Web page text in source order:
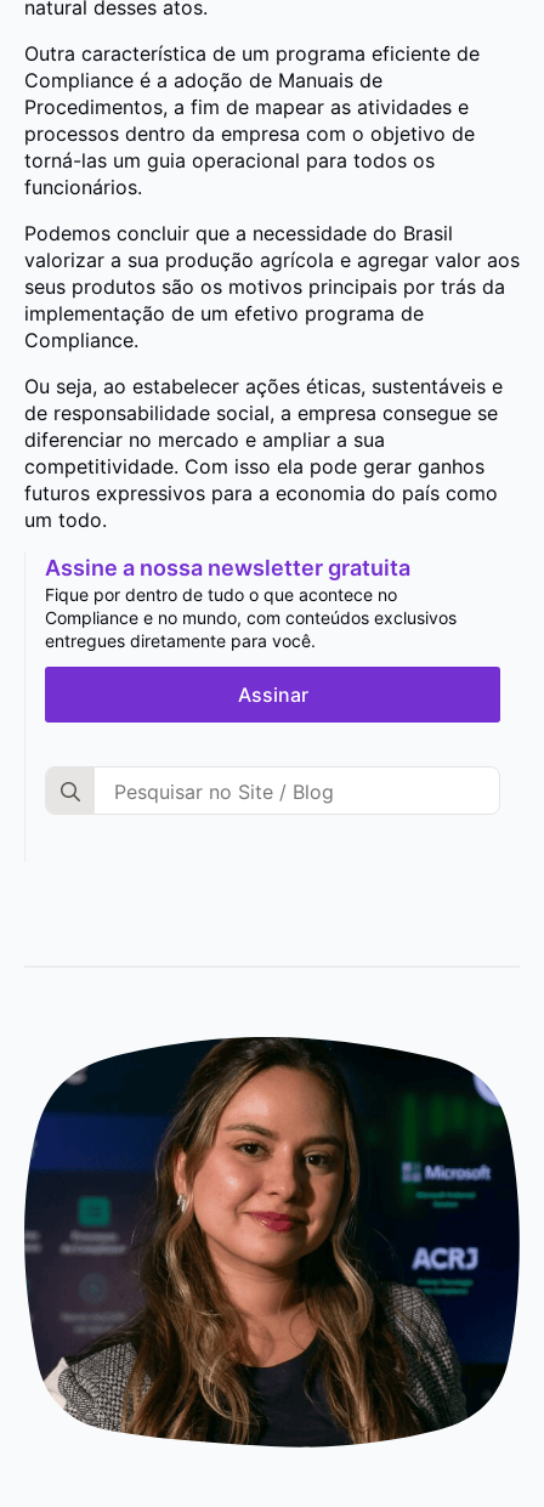
natural desses atos.
Outra característica de um programa eficiente de
Compliance é a adoção de Manuais de
Procedimentos, a fim de mapear as atividades e
processos dentro da empresa com o objetivo de
torná-las um guia operacional para todos os
funcionários.
Podemos concluir que a necessidade do Brasil
valorizar a sua produção agrícola e agregar valor aos
seus produtos são os motivos principais por trás da
implementação de um efetivo programa de
Compliance.
Ou seja, ao estabelecer ações éticas, sustentáveis e
de responsabilidade social, a empresa consegue se
diferenciar no mercado e ampliar a sua
competitividade. Com isso ela pode gerar ganhos
futuros expressivos para a economia do país como
um todo.
Assine a nossa newsletter gratuita
Fique por dentro de tudo o que acontece no
Compliance e no mundo, com conteúdos exclusivos
entregues diretamente para você.
Assinar
Search
for: